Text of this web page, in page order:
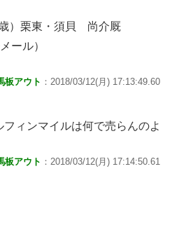
）栗東・須貝 尚介厩
ル）
板アウト ：2018/03/12(月) 17:13:49.60
ィンマイルは何で売らんのよ
板アウト ：2018/03/12(月) 17:14:50.61